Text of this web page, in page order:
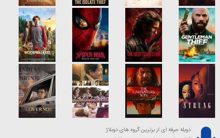
دوبله حرفه ای از برترین گروه های دوبلاژ